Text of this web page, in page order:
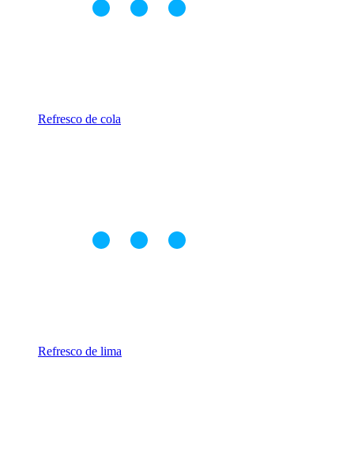
Refresco de cola
Refresco de lima